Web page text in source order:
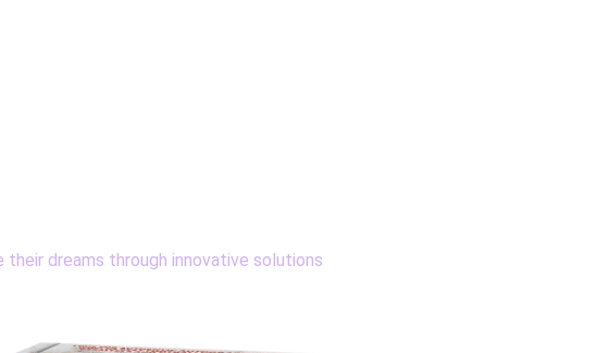
dreams through innovative solutions